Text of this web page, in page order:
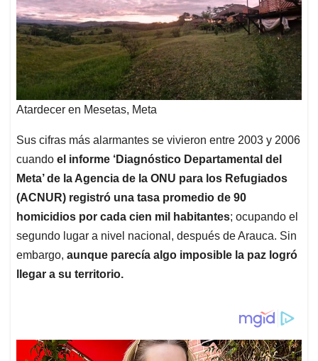
Atardecer en Mesetas, Meta
Sus cifras más alarmantes se vivieron entre 2003 y 2006
cuando el informe ‘Diagnóstico Departamental del
Meta’ de la Agencia de la ONU para los Refugiados
(ACNUR) registró una tasa promedio de 90
homicidios por cada cien mil habitantes; ocupando el
segundo lugar a nivel nacional, después de Arauca. Sin
embargo, aunque parecía algo imposible la paz logró
llegar a su territorio.